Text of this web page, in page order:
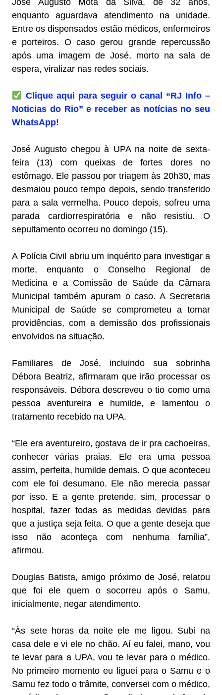
José Augusto Mota da Silva, de 32 anos,
enquanto aguardava atendimento na unidade.
Entre os dispensados estão médicos, enfermeiros
e porteiros. O caso gerou grande repercussão
após uma imagem de José, morto na sala de
espera, viralizar nas redes sociais.
Clique aqui para seguir o canal “RJ Info –
Noticias do Rio” e receber as notícias no seu
WhatsApp!
José Augusto chegou à UPA na noite de sexta-
feira (13) com queixas de fortes dores no
estômago. Ele passou por triagem às 20h30, mas
desmaiou pouco tempo depois, sendo transferido
para a sala vermelha. Pouco depois, sofreu uma
parada cardiorrespiratória e não resistiu. O
sepultamento ocorreu no domingo (15).
A Polícia Civil abriu um inquérito para investigar a
morte, enquanto o Conselho Regional de
Medicina e a Comissão de Saúde da Câmara
Municipal também apuram o caso. A Secretaria
Municipal de Saúde se comprometeu a tomar
providências, com a demissão dos profissionais
envolvidos na situação.
Familiares de José, incluindo sua sobrinha
Débora Beatriz, afirmaram que irão processar os
responsáveis. Débora descreveu o tio como uma
pessoa aventureira e humilde, e lamentou o
tratamento recebido na UPA.
“Ele era aventureiro, gostava de ir pra cachoeiras,
conhecer várias praias. Ele era uma pessoa
assim, perfeita, humilde demais. O que aconteceu
com ele foi desumano. Ele não merecia passar
por isso. E a gente pretende, sim, processar o
hospital, fazer todas as medidas devidas para
que a justiça seja feita. O que a gente deseja que
isso não aconteça com nenhuma família”,
afirmou.
Douglas Batista, amigo próximo de José, relatou
que foi ele quem o socorreu após o Samu,
inicialmente, negar atendimento.
“Às sete horas da noite ele me ligou. Subi na
casa dele e vi ele no chão. Aí eu falei, mano, vou
te levar para a UPA, vou te levar para o médico.
No primeiro momento eu liguei para o Samu e o
Samu fez todo o trâmite, conversei com o médico,